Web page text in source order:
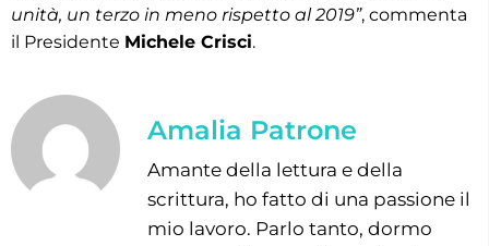
unità, un terzo in meno rispetto al 2019”, commenta
il Presidente Michele Crisci.
Amalia Patrone
Amante della lettura e della
scrittura, ho fatto di una passione il
mio lavoro. Parlo tanto, dormo